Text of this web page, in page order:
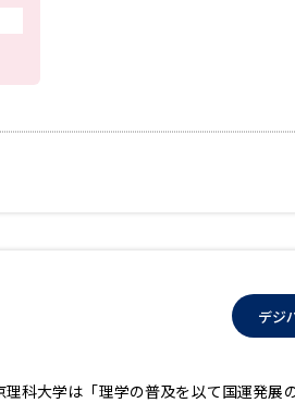
特集ページ
受験準備
デジ
科大学は「理学の普及を以て国運発展